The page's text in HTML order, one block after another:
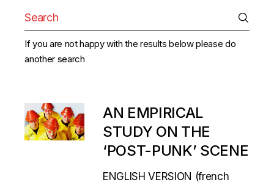
for:
If you are not happy with the results below please do
another search
AN EMPIRICAL
STUDY ON THE
‘POST-PUNK’ SCENE
ENGLISH VERSION (french